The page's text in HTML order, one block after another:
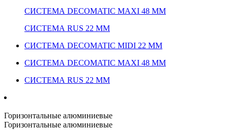
СИСТЕМА DECOMATIC MAXI 48 ММ
СИСТЕМА RUS 22 ММ
СИСТЕМА DECOMATIC MIDI 22 ММ
СИСТЕМА DECOMATIC MAXI 48 ММ
СИСТЕМА RUS 22 ММ
Горизонтальные алюминиевые
Горизонтальные алюминиевые